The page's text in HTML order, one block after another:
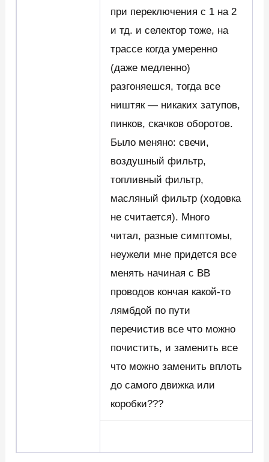
при переключения с 1 на 2
и тд. и селектор тоже, на
трассе когда умеренно
(даже медленно)
разгоняешся, тогда все
ништяк — никаких затупов,
пинков, скачков оборотов.
Было меняно: свечи,
воздушный фильтр,
топливный фильтр,
масляный фильтр (ходовка
не считается). Много
читал, разные симптомы,
неужели мне придется все
менять начиная с ВВ
проводов кончая какой-то
лямбдой по пути
перечистив все что можно
почистить, и заменить все
что можно заменить вплоть
до самого движка или
коробки???